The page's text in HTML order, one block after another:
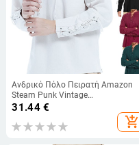
Ανδρικό Πόλο Πειρατή Amazon
Steam Punk Vintage
Αναγεννησιακό Γοτθικό
Χάλογουιν
31.44€
add_shopping_cart